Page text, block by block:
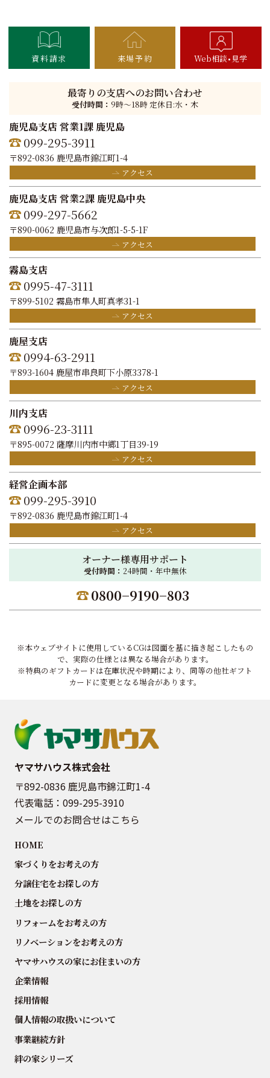
資料請求 来場予約 Web相談 見学
最寄りの支店へのお問い合わせ
受付時間： 9時〜18時 定休日:水・木
鹿児島支店 営業1課 鹿児島
099-295-3911
〒892-0836 鹿児島市錦江町1-4
アクセス
鹿児島支店 営業2課 鹿児島中央
099-297-5662
〒890-0062 鹿児島市与次郎1-5-5-1F
アクセス
霧島支店
0995-47-3111
〒899-5102 霧島市隼人町真孝31-1
アクセス
鹿屋支店
0994-63-2911
〒893-1604 鹿屋市串良町下小原3378-1
アクセス
川内支店
0996-23-3111
〒895-0072 薩摩川内市中郷1丁目39-19
アクセス
経営企画本部
099-295-3910
〒892-0836 鹿児島市錦江町1-4
アクセス
オーナー様専用サポート
受付時間： 24時間・年中無休
0800−9190−803
※本ウェブサイトに使用しているCGは図面を基に描き起こしたもの
で、実際の仕様とは異なる場合があります。
※特典のギフトカードは在庫状況や時期により、同等の他社ギフト
カードに変更となる場合があります。
ヤマサハウス株式会社
〒892-0836 鹿児島市錦江町1-4
代表電話： 099-295-3910
メールでのお問合せはこちら
HOME
家づくりをお考えの方
分譲住宅をお探しの方
土地をお探しの方
リフォームをお考えの方
リノベーションをお考えの方
ヤマサハウスの家にお住まいの方
企業情報
採用情報
個人情報の取扱いについて
事業継続方針
絆の家シリーズ